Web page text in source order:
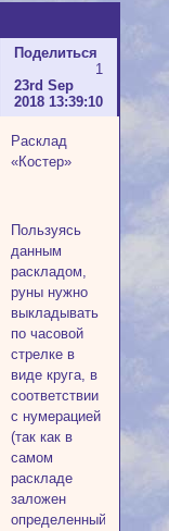
Поделиться
1
23rd Sep
2018 13:39:10
Расклад
«Костер»
Пользуясь
данным
раскладом,
руны нужно
выкладывать
по часовой
стрелке в
виде круга, в
соответствии
с нумерацией
(так как в
самом
раскладе
заложен
определенный